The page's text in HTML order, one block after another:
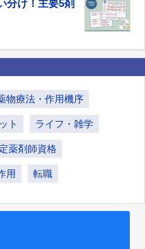
分け！主要5剤
物療法・作用機序
ト ライフ・雑学
薬剤師資格
用 転職